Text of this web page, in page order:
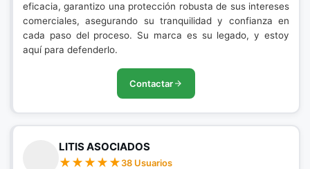
eficacia, garantizo una protección robusta de sus intereses
comerciales, asegurando su tranquilidad y confianza en
cada paso del proceso. Su marca es su legado, y estoy
aquí para defenderlo.
Contactar
LITIS ASOCIADOS
38 Usuarios